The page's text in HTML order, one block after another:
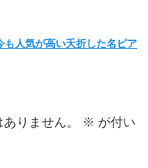
人気が高い夭折した名ピア
りません。 ※ が付い